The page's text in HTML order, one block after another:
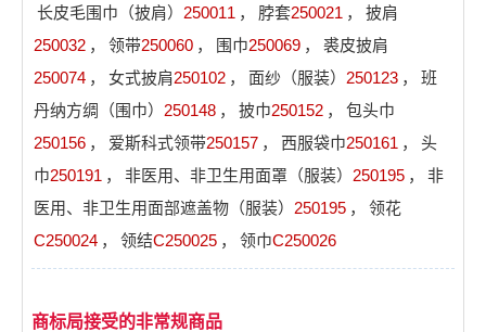
长皮毛围巾（披肩） 250011 ， 脖套250021 ，
披肩
250032 ， 领带250060 ， 围巾250069 ，
裘皮披肩
250074 ， 女式披肩250102 ， 面纱（服装） 250123 ，
班
丹纳方绸（围巾） 250148 ， 披巾250152 ，
包头巾
250156 ， 爱斯科式领带250157 ， 西服袋巾250161 ，
头
巾250191 ， 非医用、非卫生用面罩（服装） 250195 ，
非
医用、非卫生用面部遮盖物（服装） 250195 ，
领花
C250024 ， 领结C250025 ， 领巾C250026
商标局接受的非常规商品